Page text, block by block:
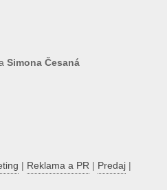
Simona Česaná
| Reklama a PR | Predaj |